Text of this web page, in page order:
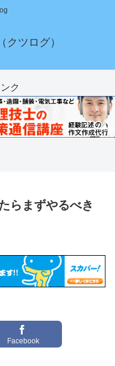
クツログ）
ク
らまずやるべき
Facebook